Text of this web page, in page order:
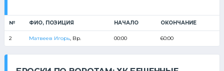
№ ФИО, ПОЗИЦИЯ НАЧАЛО ОКОНЧАНИЕ
2 Матвеев Игорь, Вр. 00:00 60:00